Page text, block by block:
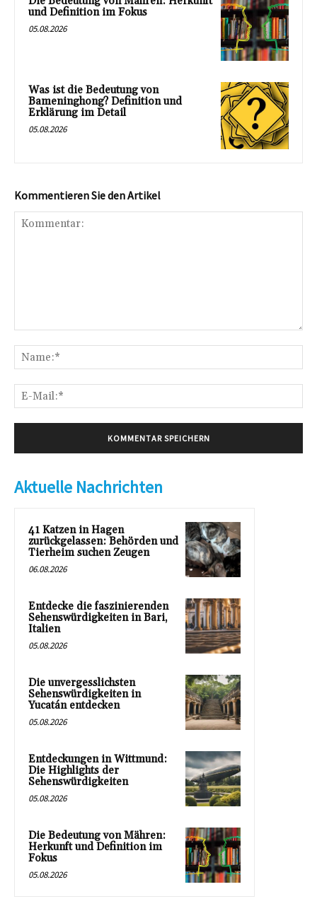
und Definition im Fokus
05.08.2026
Was ist die Bedeutung von
Bameninghong? Definition und
Erklärung im Detail
05.08.2026
Kommentieren Sie den Artikel
Aktuelle Nachrichten
41 Katzen in Hagen
zurückgelassen: Behörden und
Tierheim suchen Zeugen
06.08.2026
Entdecke die faszinierenden
Sehenswürdigkeiten in Bari,
Italien
05.08.2026
Die unvergesslichsten
Sehenswürdigkeiten in
Yucatán entdecken
05.08.2026
Entdeckungen in Wittmund:
Die Highlights der
Sehenswürdigkeiten
05.08.2026
Die Bedeutung von Mähren:
Herkunft und Definition im
Fokus
05.08.2026